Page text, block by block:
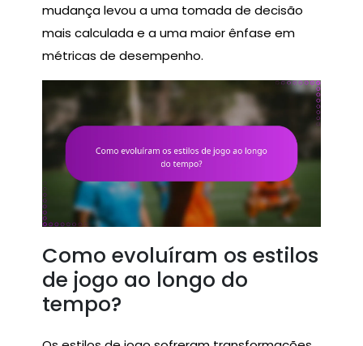
mudança levou a uma tomada de decisão
mais calculada e a uma maior ênfase em
métricas de desempenho.
Como evoluíram os estilos
de jogo ao longo do
tempo?